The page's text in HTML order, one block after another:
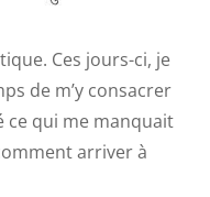
Ces jours-ci, je
de m’y consacrer
ce qui me manquait
arriver à